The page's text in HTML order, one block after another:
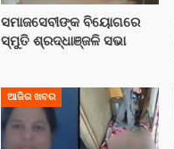
ସମାଜସେବୀଙ୍କ ବିୟୋଗରେ
ସ୍ମୁତି ଶ୍ରଦ୍ଧାଞ୍ଜଳି ସଭା
ଆଜିର ଖବର